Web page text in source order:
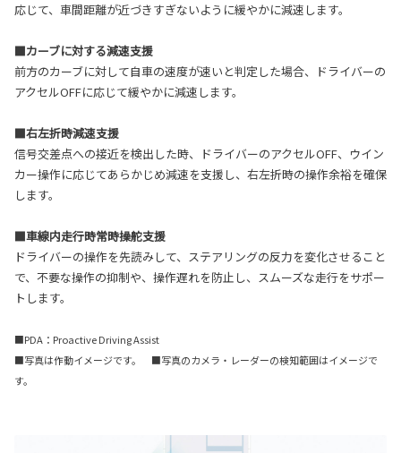
応じて、車間距離が近づきすぎないように緩やかに減速します。
■カーブに対する減速支援
前方のカーブに対して自車の速度が速いと判定した場合、ドライバーの
アクセルOFFに応じて緩やかに減速します。
■右左折時減速支援
信号交差点への接近を検出した時、ドライバーのアクセルOFF、ウイン
カー操作に応じてあらかじめ減速を支援し、右左折時の操作余裕を確保
します。
■車線内走行時常時操舵支援
ドライバーの操作を先読みして、ステアリングの反力を変化させること
で、不要な操作の抑制や、操作遅れを防止し、スムーズな走行をサポー
トします。
■PDA：Proactive Driving Assist
■写真は作動イメージです。 ■写真のカメラ・レーダーの検知範囲はイメージで
す。